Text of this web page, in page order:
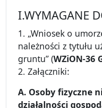
I.WYMAGANE
1. „Wniosek o
należności z tytułu
gruntu” (WZiON-36
2. Załączniki:
A. Osoby fizyczne
działalności